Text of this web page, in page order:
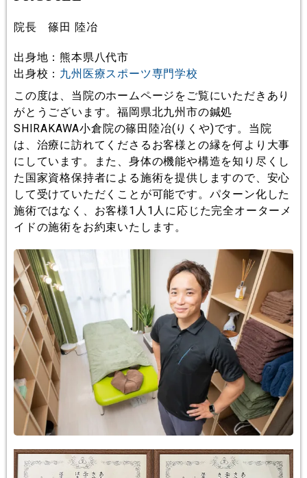
院長 篠田 陸冶
出身地：熊本県八代市
出身校： 九州医療スポーツ専門学校
この度は、当院のホームページをご覧にいただきあり
がとうございます。福岡県北九州市の鍼処
SHIRAKAWA小倉院の篠田陸冶(りくや)です。当院
は、治療に訪れてくださるお客様との縁を何より大事
にしています。また、身体の機能や構造を知り尽くし
た国家資格保持者による施術を提供しますので、安心
して受けていただくことが可能です。パターン化した
施術ではなく、お客様1人1人に応じた完全オーターメ
イドの施術をお約束いたします。